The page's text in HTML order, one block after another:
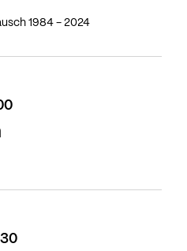
1984 - 2024